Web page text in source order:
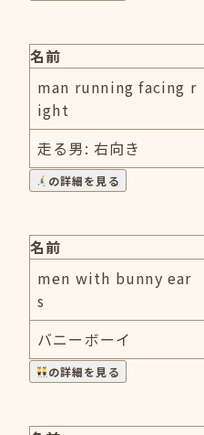
名前
man running facing r
ight
走る男: 右向き
の詳細を見る
名前
men with bunny ear
s
バニーボーイ
の詳細を見る